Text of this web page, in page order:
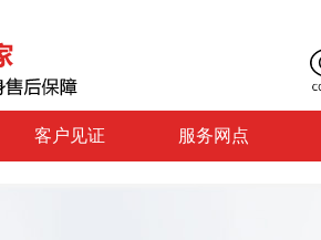
客户见证 服务网点